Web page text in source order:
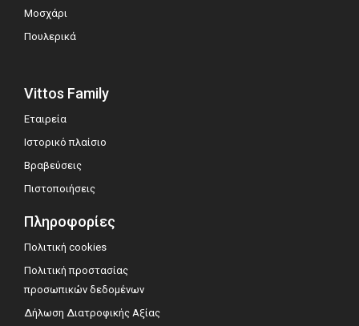
Μοσχάρι
Πουλερικά
Vittos Family
Εταιρεία
Ιστορικό πλαίσιο
Βραβεύσεις
Πιστοποιήσεις
Πληροφορίες
Πολιτική cookies
Πολιτική προστασίας
προσωπικών δεδομένων
Δήλωση Διατροφικής Αξίας